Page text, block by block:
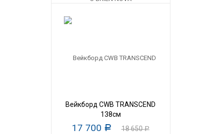
Вейкборд CWB TRANSCEND
138см
17 700 Р 18 650Р